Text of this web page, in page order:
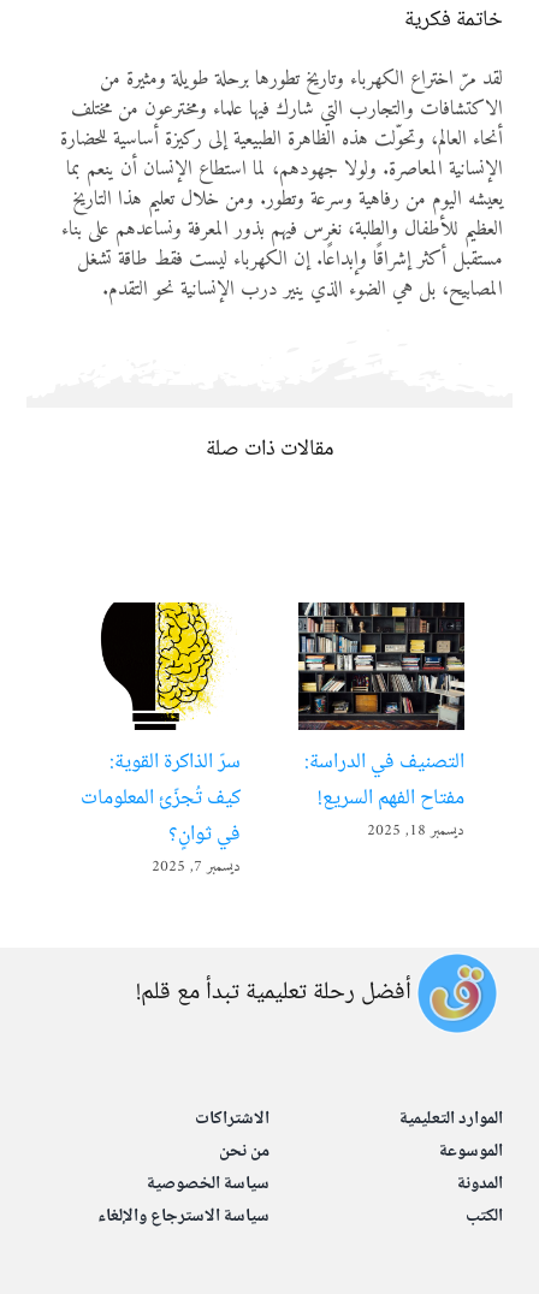
خاتمة فكرية
لقد مرّ اختراع الكهرباء وتاريخ تطورها برحلة طويلة ومثيرة من
الاكتشافات والتجارب التي شارك فيها علماء ومخترعون من مختلف
أنحاء العالم، وتحوّلت هذه الظاهرة الطبيعية إلى ركيزة أساسية للحضارة
الإنسانية المعاصرة. ولولا جهودهم، لما استطاع الإنسان أن ينعم بما
يعيشه اليوم من رفاهية وسرعة وتطور. ومن خلال تعليم هذا التاريخ
العظيم للأطفال والطلبة، نغرس فيهم بذور المعرفة ونساعدهم على بناء
مستقبل أكثر إشراقًا وإبداعًا. إن الكهرباء ليست فقط طاقة تشغل
المصابيح، بل هي الضوء الذي ينير درب الإنسانية نحو التقدم.
مقالات ذات صلة
التصنيف في الدراسة:
مفتاح الفهم السريع!
ديسمبر 18, 2025
سرّ الذاكرة القوية:
كيف تُجزّئ المعلومات
في ثوانٍ؟
ديسمبر 7, 2025
أفضل رحلة تعليمية تبدأ مع قلم!
الموارد التعليمية
الموسوعة
المدونة
الكتب
الاشتراكات
من نحن
سياسة الخصوصية
سياسة الاسترجاع والإلغاء